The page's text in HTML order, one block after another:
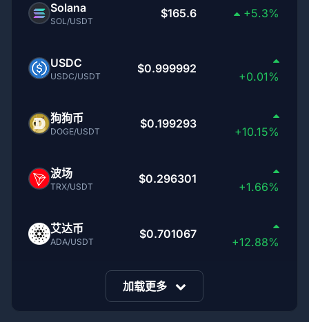
Solana
SOL/USDT
$165.6 +5.3%
USDC
USDC/USDT
$0.999992
+0.01%
狗狗币
DOGE/USDT
$0.199293
+10.15%
波场
TRX/USDT
$0.296301
+1.66%
艾达币
ADA/USDT
$0.701067
+12.88%
加载更多